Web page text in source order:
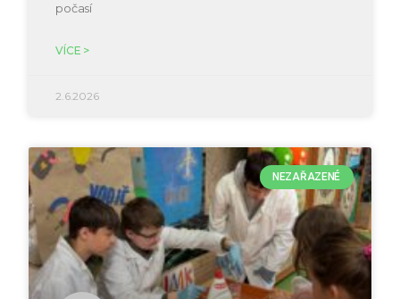
počasí
VÍCE >
2.6.2026
NEZAŘAZENÉ